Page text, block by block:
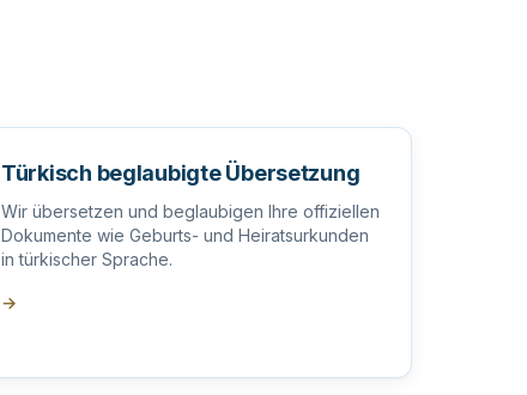
Türkisch beglaubigte Übersetzung
Wir übersetzen und beglaubigen Ihre offiziellen
Dokumente wie Geburts- und Heiratsurkunden
in türkischer Sprache.
→